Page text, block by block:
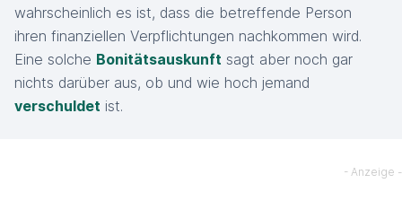
wahrscheinlich es ist, dass die betreffende Person
ihren finanziellen Verpflichtungen nachkommen wird.
Eine solche Bonitätsauskunft sagt aber noch gar
nichts darüber aus, ob und wie hoch jemand
verschuldet ist.